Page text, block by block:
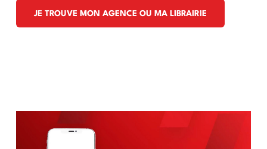
JE TROUVE MON AGENCE OU MA LIBRAIRIE